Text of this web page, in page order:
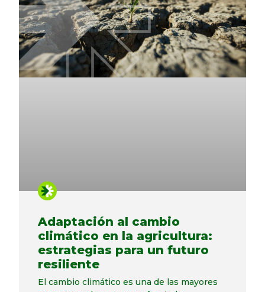
Adaptación al cambio
climático en la agricultura:
estrategias para un futuro
resiliente
El cambio climático es una de las mayores